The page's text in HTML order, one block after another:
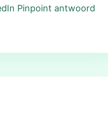
Pinpoint antwoord